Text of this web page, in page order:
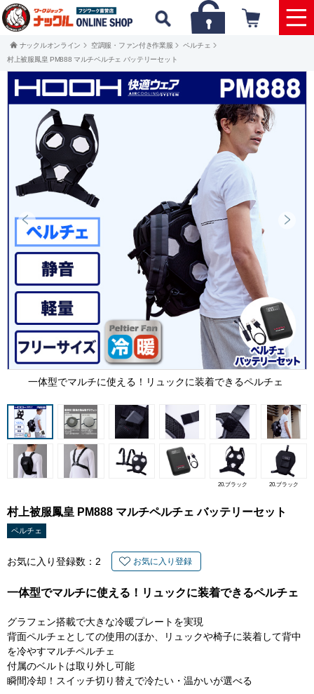
ナックルオンライン 空調服・ファン付き作業服
ペルチェ
村上被服鳳皇 PM888 マルチペルチェ バッテリーセット
一体型でマルチに使える！リュックに装着できるペルチェ
20.ブラック 20.ブラック
村上被服鳳皇 PM888 マルチペルチェ バッテリーセット
ペルチェ
お気に入り登録数： 2 お気に入り登録
一体型でマルチに使える！リュックに装着できるペルチェ
グラフェン搭載で大きな冷暖プレートを実現
背面ペルチェとしての使用のほか、リュックや椅子に装着して背中
を冷やすマルチペルチェ
付属のベルトは取り外し可能
瞬間冷却！スイッチ切り替えで冷たい・温かいが選べる